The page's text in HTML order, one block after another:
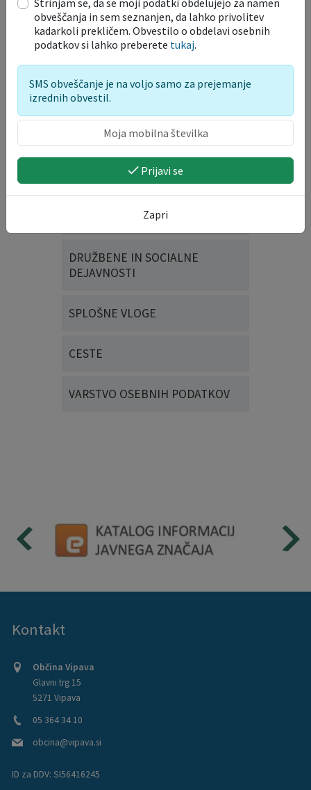
Slika_1_bici_bus
Velikost datoteke: 35 KB
Vloge in obrazci
OKOLJE IN PROSTOR
TURIZEM, KMETIJSTVO IN
GOSPODARSTVO
UPORABA JAVNIH POVRŠIN
DRUŽBENE IN SOCIALNE
DEJAVNOSTI
SPLOŠNE VLOGE
CESTE
VARSTVO OSEBNIH PODATKOV
Kontakt
Občina Vipava
Glavni trg 15
5271 Vipava
05 364 34 10
obcina@vipava.si
ID za DDV: SI56416245
Strinjam se, da se moji podatki obdelujejo za namen
obveščanja in sem seznanjen, da lahko privolitev
kadarkoli prekličem. Obvestilo o obdelavi osebnih
podatkov si lahko preberete tukaj.
SMS obveščanje je na voljo samo za prejemanje
izrednih obvestil.
Prijavi se
Zapri